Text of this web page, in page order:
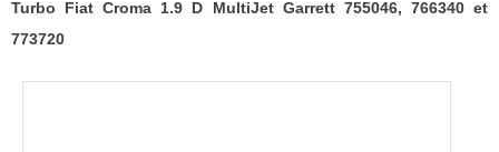
766340
et
Turbo Fiat Croma 1.9 D MultiJet Garrett 755046, 766340 et
773720